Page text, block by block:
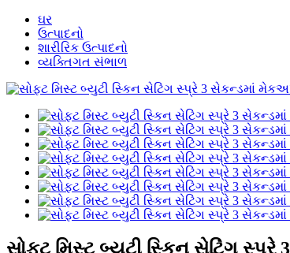
ઘર
ઉત્પાદનો
શારીરિક ઉત્પાદનો
વ્યક્તિગત સંભાળ
સોફ્ટ મિસ્ટ બ્યુટી સ્કિન સેટિંગ